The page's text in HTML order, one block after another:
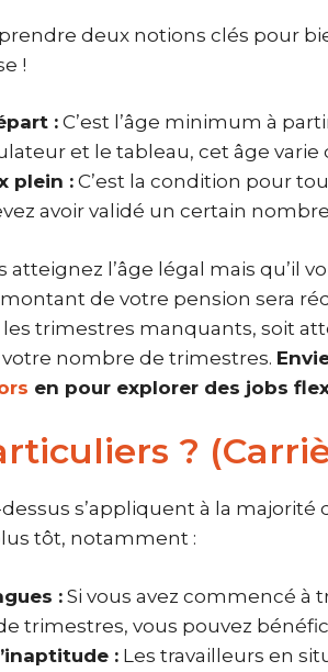
deux notions clés pour
!
: C’est l’âge minimum à
et le tableau, cet âge varie
plein :C’est la condition pour
avoir validé un certain
atteignez l’âge légal mais qu’il
de votre pension sera
trimestres manquants, soit
nombre de trimestres.
en pour explorer des jobs
?
s’appliquent à la
tôt, notamment :
:Si vous avez commencé à
trimestres, vous pouvez
: Les travailleurs en